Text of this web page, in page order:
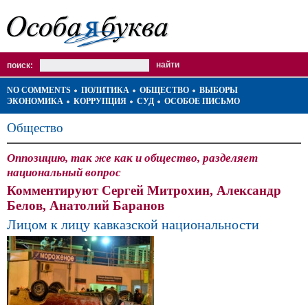
поиск:
NO COMMENTS ПОЛИТИКА ОБЩЕСТВО
ВЫБОРЫ
ЭКОНОМИКА
КОРРУПЦИЯ СУД ОСОБОЕ ПИСЬМО
Общество
Оппозицию, так же как и общество, разделяет
национальный вопрос
Комментируют Сергей Митрохин, Александр
Белов, Анатолий Баранов
Лицом к лицу кавказской национальности